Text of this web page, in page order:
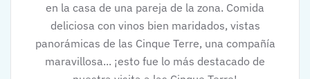
en la casa de una pareja de la zona. Comida
deliciosa con vinos bien maridados, vistas
panorámicas de las Cinque Terre, una compañía
maravillosa... ¡esto fue lo más destacado de